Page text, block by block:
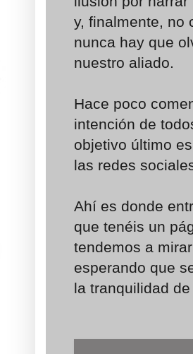
y, finalmente, no
nunca hay que
nuestro aliado.
Hace poco
intención de
objetivo último
las redes
Ahí es donde
que tenéis un
tendemos a
esperando que
la tranquilidad